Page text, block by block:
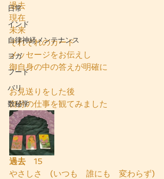
日常
インド
自律神経メンテナンス
ヨガ
フード
バリ
数秘学
過去
現在
未来
それぞれのカード
メッセージをお伝えし
御自身の中の答えが明確に
お見送りをした後
自分の仕事を観てみました
過去 15
やさしさ　(いつも　誰にも　変わらず)